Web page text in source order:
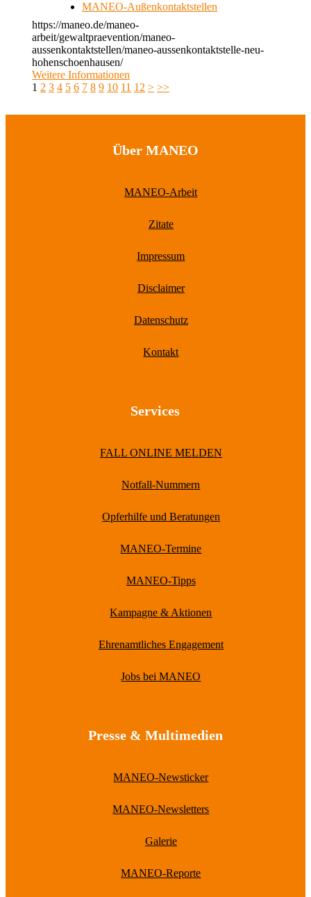
MANEO-Außenkontaktstellen
https://maneo.de/maneo-
arbeit/gewaltpraevention/maneo-
aussenkontaktstellen/maneo-aussenkontaktstelle-neu-
hohenschoenhausen/
Weitere Informationen
1 2 3 4 5 6 7 8 9 10 11 12 > >>
Über MANEO
MANEO-Arbeit
Zitate
Impressum
Disclaimer
Datenschutz
Kontakt
Services
FALL ONLINE MELDEN
Notfall-Nummern
Opferhilfe und Beratungen
MANEO-Termine
MANEO-Tipps
Kampagne & Aktionen
Ehrenamtliches Engagement
Jobs bei MANEO
Presse & Multimedien
MANEO-Newsticker
MANEO-Newsletters
Galerie
MANEO-Reporte